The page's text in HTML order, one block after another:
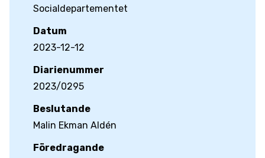
Socialdepartementet
Datum
2023-12-12
Diarienummer
2023/0295
Beslutande
Malin Ekman Aldén
Föredragande